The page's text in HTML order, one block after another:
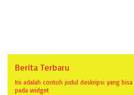
Berita Terbaru
Ini adalah contoh judul deskripsi yang bisa
pada widget